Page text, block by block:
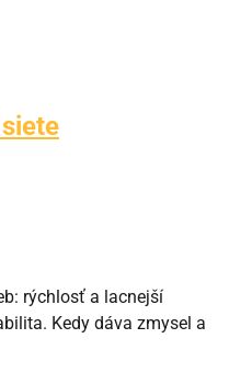
rýchlosť a lacnejší
Kedy dáva zmysel a